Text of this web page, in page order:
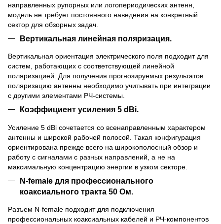
направленных рупорных или логопериодических антенн,
модель не требует постоянного наведения на конкретный
сектор для обзорных задач.
Вертикальная линейная поляризация.
Вертикальная ориентация электрического поля подходит для
систем, работающих с соответствующей линейной
поляризацией. Для получения прогнозируемых результатов
поляризацию антенны необходимо учитывать при интеграции
с другими элементами РЧ-системы.
Коэффициент усиления 5 dBi.
Усиление 5 dBi сочетается со всенаправленным характером
антенны и широкой рабочей полосой. Такая конфигурация
ориентирована прежде всего на широкополосный обзор и
работу с сигналами с разных направлений, а не на
максимальную концентрацию энергии в узком секторе.
N-female для профессионального
коаксиального тракта 50 Ом.
Разъем N-female подходит для подключения
профессиональных коаксиальных кабелей и РЧ-компонентов